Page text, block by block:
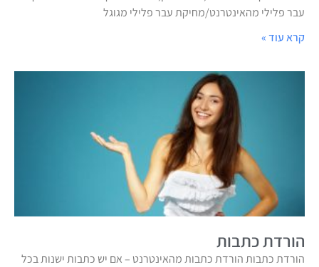
עבר פלילי מהאינטרנט/מחיקת עבר פלילי מגוגל
קרא עוד »
הורדת כתבות
הורדת כתבות הורדת כתבות מהאינטרנט – אם יש כתבות ישנות בכל